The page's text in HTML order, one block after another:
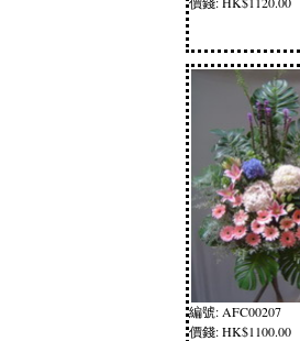
編號: AFC00207
價錢: HK$1100.00